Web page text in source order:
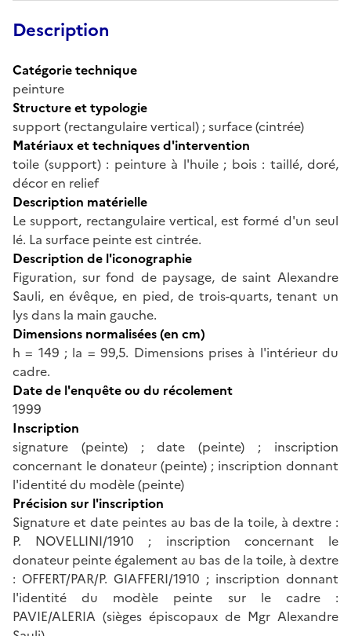
Description
Catégorie technique
peinture
Structure et typologie
support (rectangulaire vertical) ; surface (cintrée)
Matériaux et techniques d'intervention
toile (support) : peinture à l'huile ; bois : taillé, doré,
décor en relief
Description matérielle
Le support, rectangulaire vertical, est formé d'un seul
lé. La surface peinte est cintrée.
Description de l'iconographie
Figuration, sur fond de paysage, de saint Alexandre
Sauli, en évêque, en pied, de trois-quarts, tenant un
lys dans la main gauche.
Dimensions normalisées (en cm)
h = 149 ; la = 99,5. Dimensions prises à l'intérieur du
cadre.
Date de l'enquête ou du récolement
1999
Inscription
signature (peinte) ; date (peinte) ; inscription
concernant le donateur (peinte) ; inscription donnant
l'identité du modèle (peinte)
Précision sur l'inscription
Signature et date peintes au bas de la toile, à dextre :
P. NOVELLINI/1910 ; inscription concernant le
donateur peinte également au bas de la toile, à dextre
: OFFERT/PAR/P. GIAFFERI/1910 ; inscription donnant
l'identité du modèle peinte sur le cadre :
PAVIE/ALERIA (sièges épiscopaux de Mgr Alexandre